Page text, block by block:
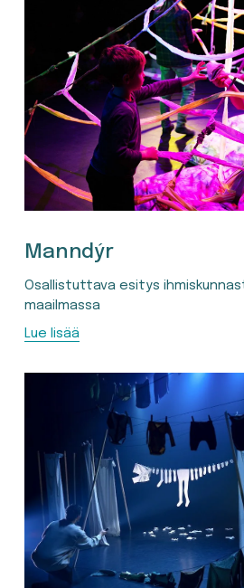
Manndýr
Osallistuttava esitys
maailmassa
Lue lisää